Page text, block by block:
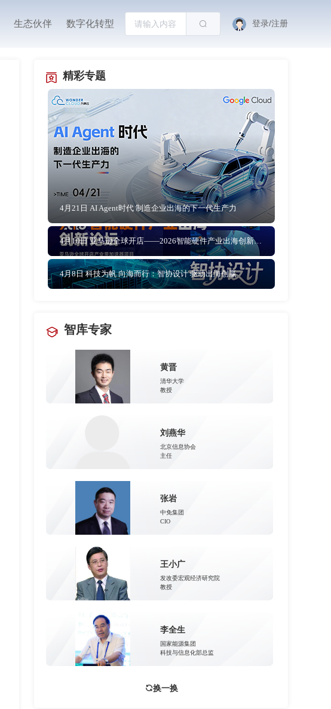
生态伙伴 数字化转型 登录/注册
精彩专题
4月21日 AI Agent时代 制造企业出海的下一代生产力
4月10日 亚马逊全球开店——2026智能硬件产业出海创新论坛
4月8日 科技为帆 向海而行：智协设计 驱动出海创赢
智库专家
黄晋
清华大学
教授
刘燕华
北京信息协会
主任
张岩
中免集团
CIO
王小广
发改委宏观经济研究院
教授
李全生
国家能源集团
科技与信息化部总监
换一换